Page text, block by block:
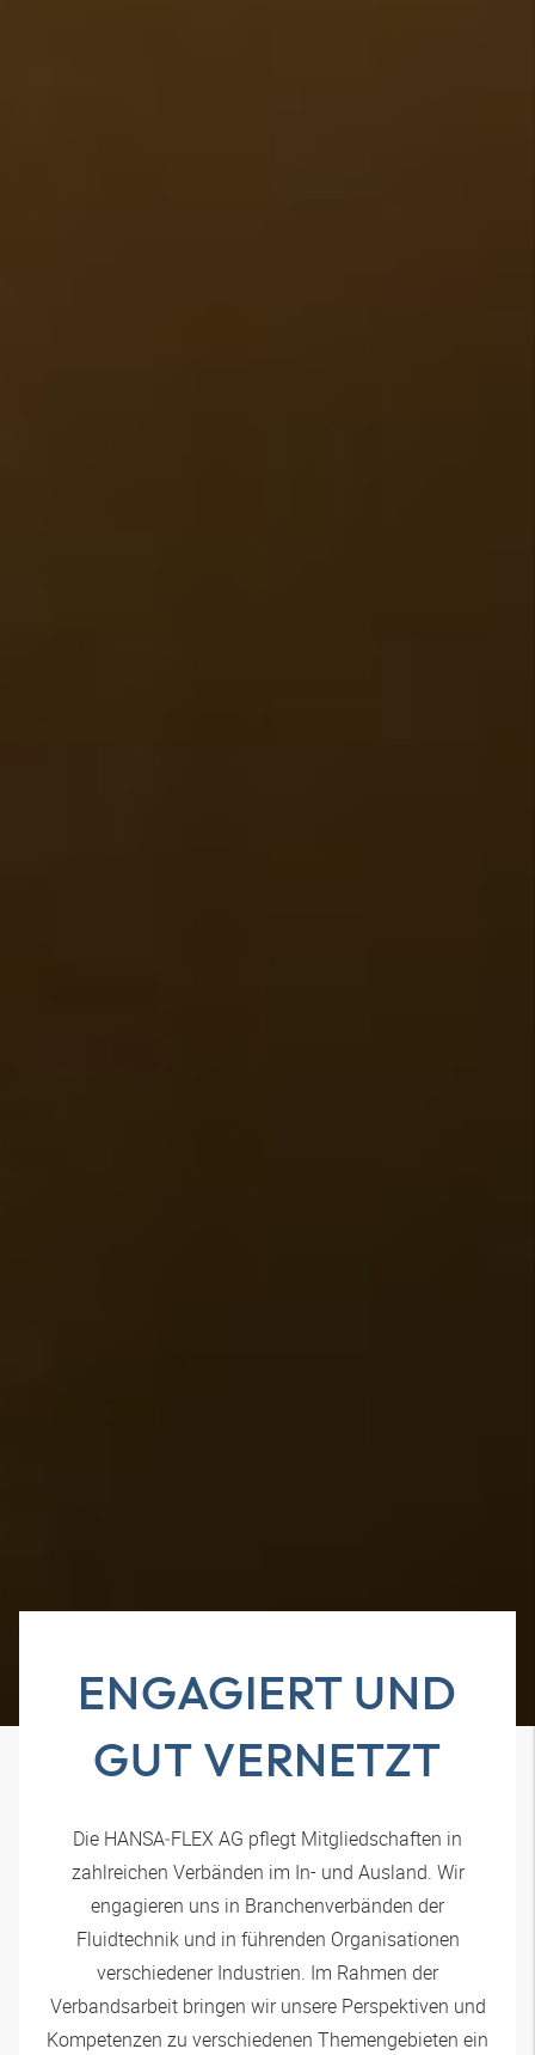
ENGAGIERT UND
GUT VERNETZT
Die HANSA‑FLEX AG pflegt Mitgliedschaften in
zahlreichen Verbänden im In- und Ausland. Wir
engagieren uns in Branchenverbänden der
Fluidtechnik und in führenden Organisationen
verschiedener Industrien. Im Rahmen der
Verbandsarbeit bringen wir unsere Perspektiven und
Kompetenzen zu verschiedenen Themengebieten ein